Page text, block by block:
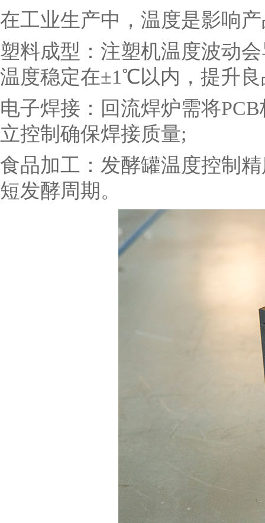
在工业生产中，温度是影响
塑料成型：注塑机温度波动
温度稳定在±1℃以内，提升良
电子焊接：回流焊炉需将
立控制确保焊接质量;
食品加工：发酵罐温度控制
短发酵周期。